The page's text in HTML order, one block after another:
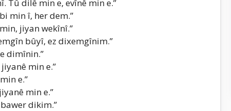
Tû dilê min e, evînê min e.”
min î, her dem.”
jiyan wekînî.”
bûyî, ez dixemgînim.”
dimînin.”
min e.”
e.”
min e.”
dikim.”